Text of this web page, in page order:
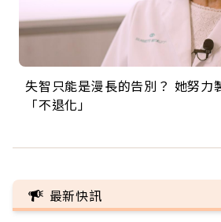
失智只能是漫長的告別？ 她努力
「不退化」
來自剛果的巧克力神父 為台灣奉
的家，我連作夢都講台語！」
63歲卸矽谷副總、搬回台灣找快
丑」走進安養院，逗樂上萬爺奶
104歲打破金氏世界紀錄 成為全
手，分享長壽的秘密原來是「這個
事業巔峰他選擇追夢…黑手阿伯
巨蛋！連CNN都大讚！
最新快訊